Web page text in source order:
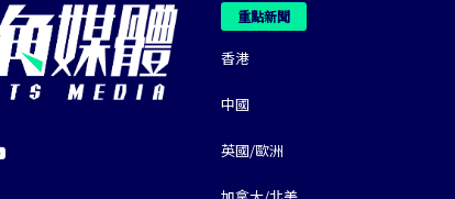
重點新聞
香港
中國
英國/歐洲